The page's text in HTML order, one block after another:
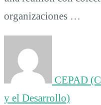
organizaciones …
CEPAD
y el Desarrollo)